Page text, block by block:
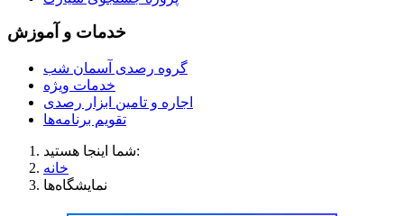
خدمات و آموزش
گروه رصدی آسمان شب
خدمات ویژه
اجاره و تامین ابزار رصدی
تقویم برنامه‌ها
شما اینجا هستید:
خانه
نمایشگاه‌ها